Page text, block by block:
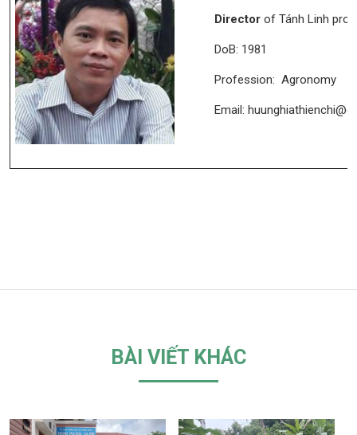
Director of Tánh Linh
DoB: 1981
Profession: Agronomy
Email:
BÀI VIẾT KHÁC